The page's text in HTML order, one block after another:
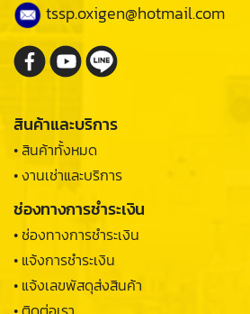
tssp.oxigen@hotmail.com
สินค้าและบริการ
• สินค้าทั้งหมด
• งานเช่าและบริการ
ช่องทางการชำระเงิน
• ช่องทางการชำระเงิน
• แจ้งการชำระเงิน
• แจ้งเลขพัสดุส่งสินค้า